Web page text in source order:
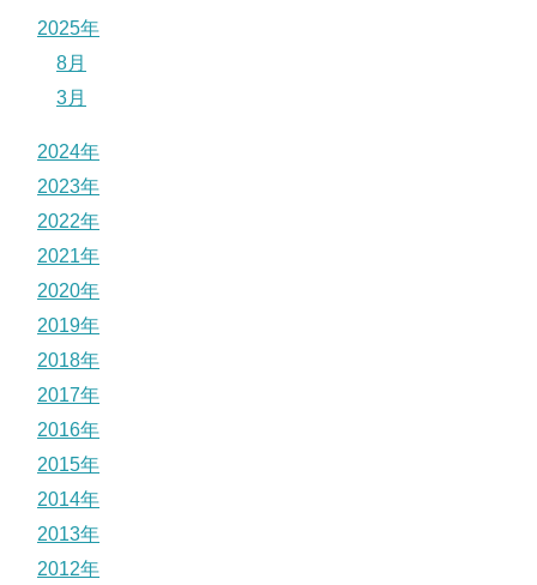
2025年
8月
3月
2024年
2023年
2022年
2021年
2020年
2019年
2018年
2017年
2016年
2015年
2014年
2013年
2012年